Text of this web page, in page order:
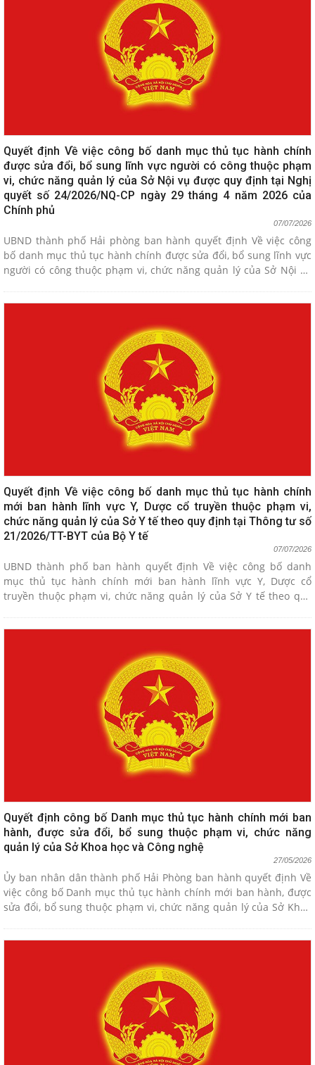
Quyết định Về việc công bố danh mục thủ tục hành chính
được sửa đổi, bổ sung lĩnh vực người có công thuộc phạm
vi, chức năng quản lý của Sở Nội vụ được quy định tại Nghị
quyết số 24/2026/NQ-CP ngày 29 tháng 4 năm 2026 của
Chính phủ
07/07/2026
UBND thành phố Hải phòng ban hành quyết định Về việc công
bố danh mục thủ tục hành chính được sửa đổi, bổ sung lĩnh vực
người có công thuộc phạm vi, chức năng quản lý của Sở Nội vụ
Quyết định Về việc công bố danh mục thủ tục hành chính
mới ban hành lĩnh vực Y, Dược cổ truyền thuộc phạm vi,
chức năng quản lý của Sở Y tế theo quy định tại Thông tư số
21/2026/TT-BYT của Bộ Y tế
07/07/2026
UBND thành phố ban hành quyết định Về việc công bố danh
mục thủ tục hành chính mới ban hành lĩnh vực Y, Dược cổ
truyền thuộc phạm vi, chức năng quản lý của Sở Y tế theo quy
Quyết định công bố Danh mục thủ tục hành chính mới ban
hành, được sửa đổi, bổ sung thuộc phạm vi, chức năng
quản lý của Sở Khoa học và Công nghệ
27/05/2026
Ủy ban nhân dân thành phố Hải Phòng ban hành quyết định Về
việc công bố Danh mục thủ tục hành chính mới ban hành, được
sửa đổi, bổ sung thuộc phạm vi, chức năng quản lý của Sở Khoa